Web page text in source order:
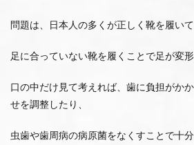
問題は、日本人の多くが正しく靴を履いて
足に合っていない靴を履くことで足が変形
口の中だけ見て考えれば、歯に負担がか
せを調整したり、
虫歯や歯周病の病原菌をなくすことで十分